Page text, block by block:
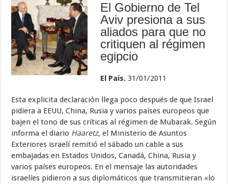
El Gobierno de Tel
Aviv presiona a sus
aliados para que no
critiquen al régimen
egipcio
El País. 31/01/2011
Esta explicita declaración llega poco después de que Israel
pidiera a EEUU, China, Rusia y varios países europeos que
bajen el tono de sus críticas al régimen de Mubarak. Según
informa el diario Haaretz, el Ministerio de Asuntos
Exteriores israelí remitió el sábado un cable a sus
embajadas en Estados Unidos, Canadá, China, Rusia y
varios países europeos. En el mensaje las autoridades
israelíes pidieron a sus diplomáticos que transmitieran «lo